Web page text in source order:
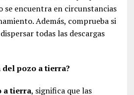
se encuentra en circunstancias
Además, comprueba si
todas las descargas
del pozo a tierra?
a tierra, significa que las